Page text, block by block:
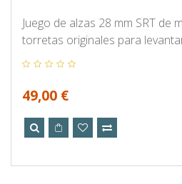
Juego de alzas 28 mm SRT de
torretas originales para
49,00 €